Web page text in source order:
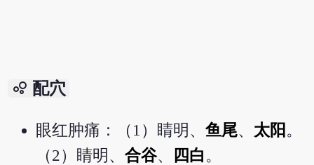
bubble_chart 配穴
眼红肿痛：（1）睛明、鱼尾、 太阳 。
（2）睛明、合谷、 四白 。